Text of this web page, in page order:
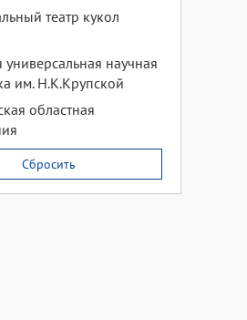
театр кукол
универсальная научная
им. Н.К.Крупской
областная
Сбросить